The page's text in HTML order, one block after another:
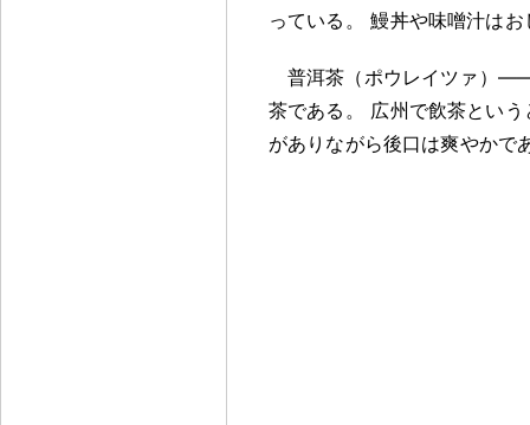
っている 。 鰻丼や味噌汁は
普洱茶（ポウレイツァ）
茶である 。
広州で飲茶とい
がありながら後口は爽やかで